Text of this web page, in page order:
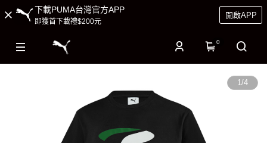
下載PUMA台灣官方APP
即獲首下載禮$200元
開啟APP
0
1/4